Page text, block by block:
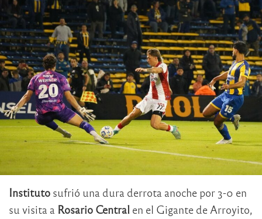
Instituto sufrió una dura derrota anoche por 3-0 en
su visita a Rosario Central en el Gigante de Arroyito,